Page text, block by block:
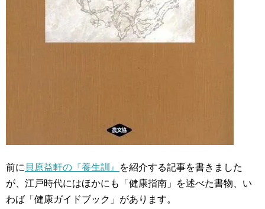
前に 貝原益軒の『養生訓』
を紹介する記事を書きました
が、江戸時代にはほかにも「健康指南」を述べた書物、い
わば「健康ガイドブック」があります。